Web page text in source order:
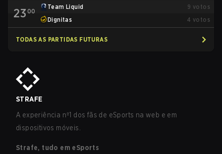
23 00
Team Liquid 9 votos
Dignitas
4 votos
TODAS AS PARTIDAS FUTURAS
STRAFE
A experiência nº1 dos fãs de eSports na web e em
dispositivos móveis.
Strafe, tudo em eSports